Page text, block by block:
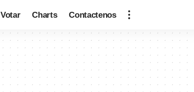
Votar Charts Contactenos